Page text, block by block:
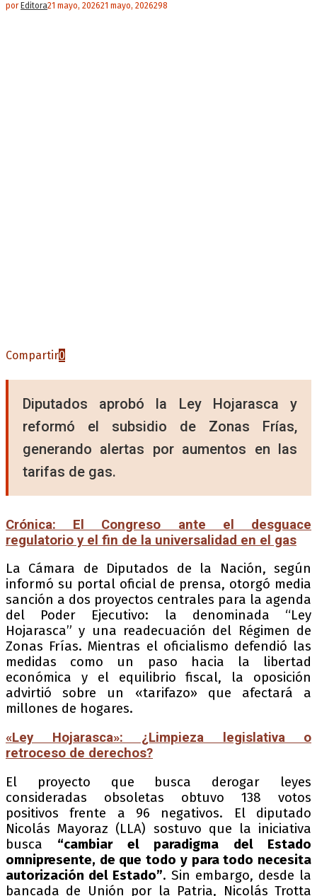
porEditora21 mayo, 202621 mayo, 2026298
Compartir0
Diputados aprobó la Ley Hojarasca y
reformó el subsidio de Zonas Frías,
generando alertas por aumentos en las
tarifas de gas.
Crónica: El Congreso ante el desguace
regulatorio y el fin de la universalidad en el gas
La Cámara de Diputados de la Nación, según
informó su portal oficial de prensa, otorgó media
sanción a dos proyectos centrales para la agenda
del Poder Ejecutivo: la denominada “Ley
Hojarasca” y una readecuación del Régimen de
Zonas Frías. Mientras el oficialismo defendió las
medidas como un paso hacia la libertad
económica y el equilibrio fiscal, la oposición
advirtió sobre un «tarifazo» que afectará a
millones de hogares.
«Ley Hojarasca»: ¿Limpieza legislativa o
retroceso de derechos?
El proyecto que busca derogar leyes
consideradas obsoletas obtuvo 138 votos
positivos frente a 96 negativos. El diputado
Nicolás Mayoraz (LLA) sostuvo que la iniciativa
busca “cambiar el paradigma del Estado
omnipresente, de que todo y para todo necesita
autorización del Estado”. Sin embargo, desde la
bancada de Unión por la Patria, Nicolás Trotta